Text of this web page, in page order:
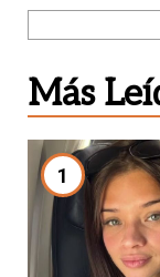
Más
1